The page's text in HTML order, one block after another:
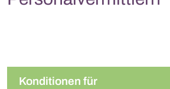
Konditionen für